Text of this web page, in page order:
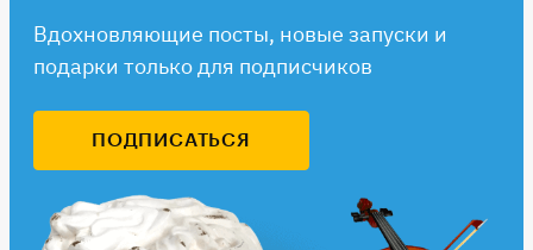
Вдохновляющие посты, новые запуски и
подарки только для подписчиков
ПОДПИСАТЬСЯ